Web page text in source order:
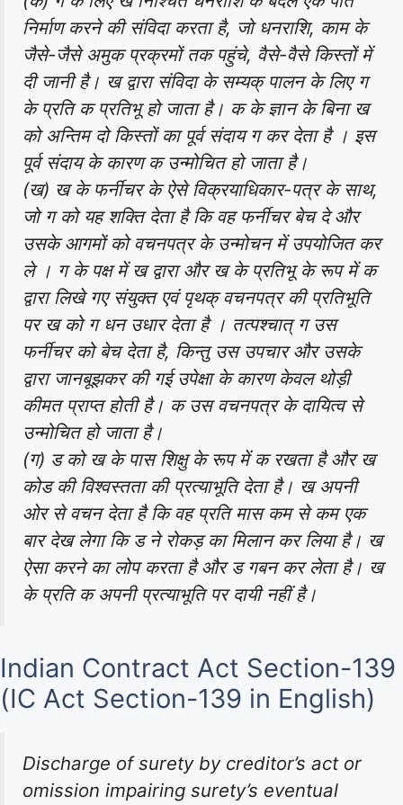
निर्माण करने की संविदा करता है, जो धनराशि, काम के
जैसे-जैसे अमुक प्रक्रमों तक पहुंचे, वैसे-वैसे किस्तों में
दी जानी है। ख द्वारा संविदा के सम्यक् पालन के लिए ग
के प्रति क प्रतिभू हो जाता है। क के ज्ञान के बिना ख
को अन्तिम दो किस्तों का पूर्व संदाय ग कर देता है । इस
पूर्व संदाय के कारण क उन्मोचित हो जाता है।
(ख) ख के फर्नीचर के ऐसे विक्रयाधिकार-पत्र के साथ,
जो ग को यह शक्ति देता है कि वह फर्नीचर बेच दे और
उसके आगमों को वचनपत्र के उन्मोचन में उपयोजित कर
ले । ग के पक्ष में ख द्वारा और ख के प्रतिभू के रूप में क
द्वारा लिखे गए संयुक्त एवं पृथक् वचनपत्र की प्रतिभूति
पर ख को ग धन उधार देता है । तत्पश्चात् ग उस
फर्नीचर को बेच देता है, किन्तु उस उपचार और उसके
द्वारा जानबूझकर की गई उपेक्षा के कारण केवल थोड़ी
कीमत प्राप्त होती है। क उस वचनपत्र के दायित्व से
उन्मोचित हो जाता है।
(ग) ड को ख के पास शिक्षु के रूप में क रखता है और ख
कोड की विश्वस्तता की प्रत्याभूति देता है। ख अपनी
ओर से वचन देता है कि वह प्रति मास कम से कम एक
बार देख लेगा कि ड ने रोकड़ का मिलान कर लिया है। ख
ऐसा करने का लोप करता है और ड गबन कर लेता है। ख
के प्रति क अपनी प्रत्याभूति पर दायी नहीं है।
Indian Contract Act Section-139
(IC Act Section-139 in English)
Discharge of surety by creditor’s act or
omission impairing surety’s eventual